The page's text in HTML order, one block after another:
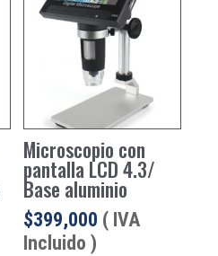
Microscopio con
pantalla LCD 4.3/
Base aluminio
$399,000 ( IVA
Incluido )